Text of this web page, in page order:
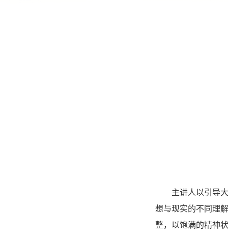
主讲人以引导
想与现实的不同理
整，以饱满的精神